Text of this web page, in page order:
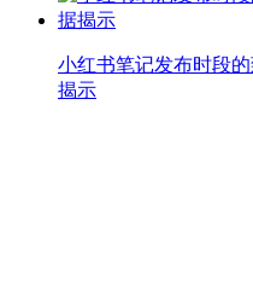
小红书笔记发布时段
揭示